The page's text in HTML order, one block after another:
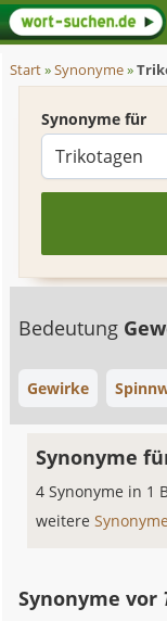
Start»Synonyme»
Synonyme für
Bedeutung
Gewirke
Synonyme
4 Synonyme in 1
weitere
Synonyme vor